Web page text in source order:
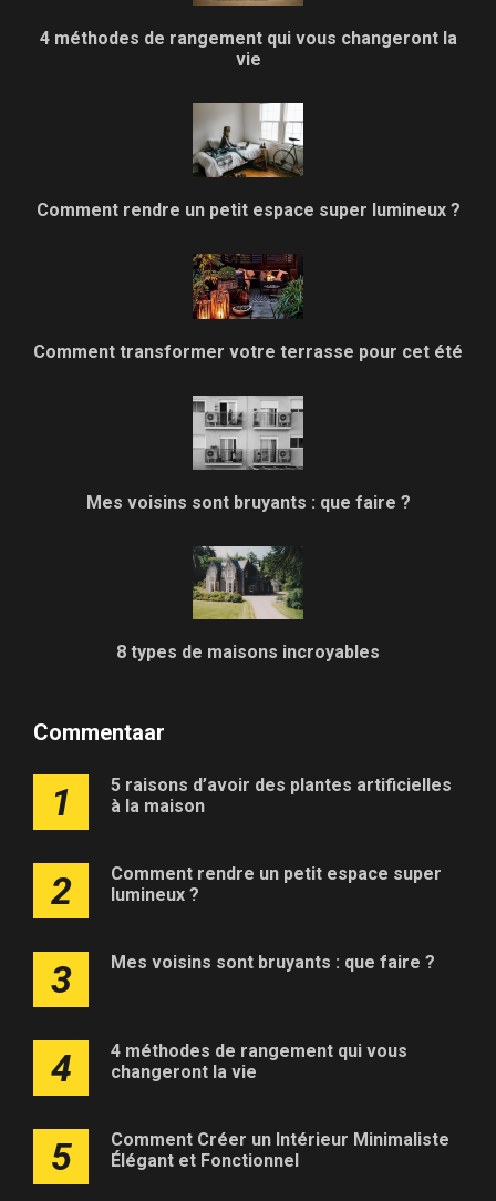
4 méthodes de rangement qui vous changeront la
vie
Comment rendre un petit espace super lumineux ?
Comment transformer votre terrasse pour cet été
Mes voisins sont bruyants : que faire ?
8 types de maisons incroyables
Commentaar
1
5 raisons d’avoir des plantes artificielles
à la maison
2
Comment rendre un petit espace super
lumineux ?
3 Mes voisins sont bruyants : que faire ?
4
4 méthodes de rangement qui vous
changeront la vie
5
Comment Créer un Intérieur Minimaliste
Élégant et Fonctionnel